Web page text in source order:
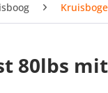
80lbs